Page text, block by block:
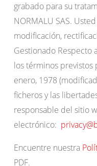
grabado para su
NORMALU SAS.
modificación,
Gestionado Respecto
los términos previstos
enero, 1978
ficheros y las
responsable del sitio
electrónico:
Encuentre nuestra
PDF.